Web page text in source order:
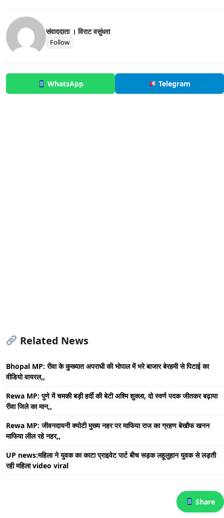
संवाददाता । विराट वसुंधरा
Follow
WhatsApp Telegram
Related News
Bhopal MP: रीवा के कुख्यात अपराधी की भोपाल में भरे बाजार बेरहमी से पिटाई का
वीडियो वायरल,,
Rewa MP: पुणे में चमकी बड़ी हर्दी की बेटी अश्मि शुक्ला, दो स्वर्ण पदक जीतकर बढ़ाया
रीवा जिले का मान,,
Rewa MP: जीवनदायनी क्योटी मुख्य नहर पर माफिया राज का ग्रहण बेखौफ खनन
माफिया लील रहे नहर,,
UP news:महिला ने युवक का काटा प्राइवेट पार्ट बीच सड़क लहूलुहान युवक से लड़ती
रही महिला video viral
Share